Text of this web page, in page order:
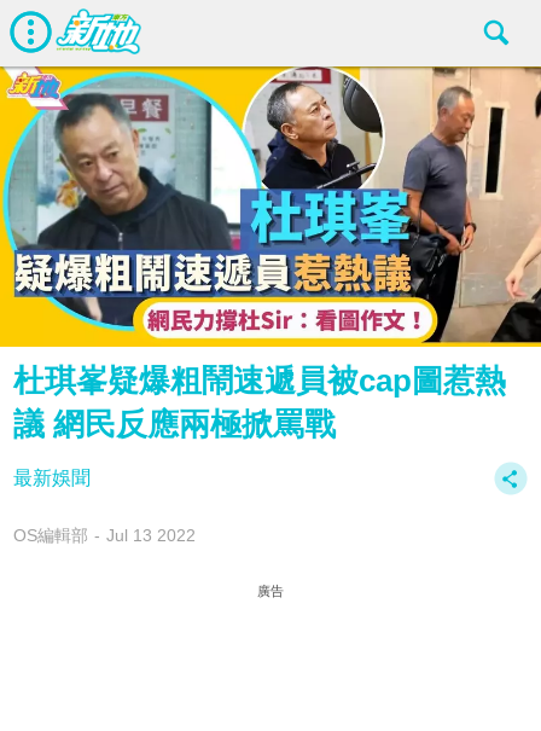
杜琪峯疑爆粗鬧速遞員被cap圖惹熱
議 網民反應兩極掀罵戰
最新娛聞
OS編輯部 Jul 13 2022
廣告